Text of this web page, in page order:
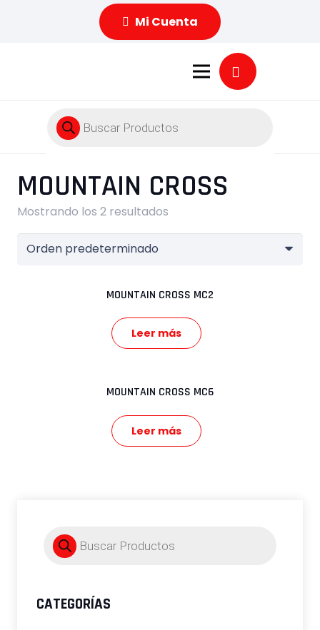
Mi Cuenta
Búsqueda
de
productos
MOUNTAIN CROSS
Mostrando los 2 resultados
MOUNTAIN CROSS MC2
Leer más
MOUNTAIN CROSS MC6
Leer más
Búsqueda
de
productos
CATEGORÍAS